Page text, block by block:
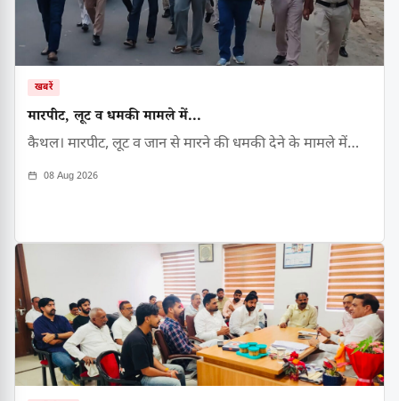
खबरें
मारपीट, लूट व धमकी मामले में...
कैथल। मारपीट, लूट व जान से मारने की धमकी देने के मामले में…
08 Aug 2026